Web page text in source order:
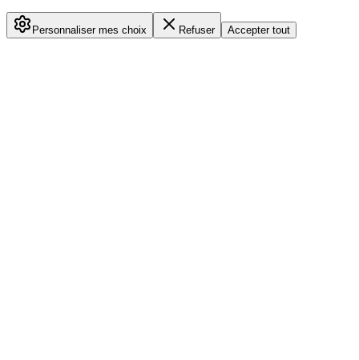
Personnaliser mes choix Refuser Accepter tout